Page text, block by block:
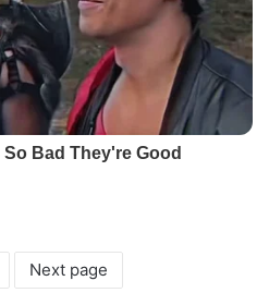
Next page